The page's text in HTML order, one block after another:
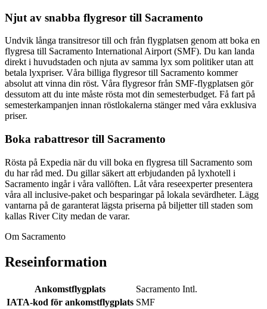
Njut av snabba flygresor till Sacramento
Undvik långa transitresor till och från flygplatsen genom att boka en
flygresa till Sacramento International Airport (SMF). Du kan landa
direkt i huvudstaden och njuta av samma lyx som politiker utan att
betala lyxpriser. Våra billiga flygresor till Sacramento kommer
absolut att vinna din röst. Våra flygresor från SMF-flygplatsen gör
dessutom att du inte måste rösta mot din semesterbudget. Få fart på
semesterkampanjen innan röstlokalerna stänger med våra exklusiva
priser.
Boka rabattresor till Sacramento
Rösta på Expedia när du vill boka en flygresa till Sacramento som
du har råd med. Du gillar säkert att erbjudanden på lyxhotell i
Sacramento ingår i våra vallöften. Låt våra reseexperter presentera
våra all inclusive-paket och besparingar på lokala sevärdheter. Lägg
vantarna på de garanterat lägsta priserna på biljetter till staden som
kallas River City medan de varar.
Om Sacramento
Reseinformation
Ankomstflygplats
Sacramento Intl.
IATA-kod för ankomstflygplats SMF